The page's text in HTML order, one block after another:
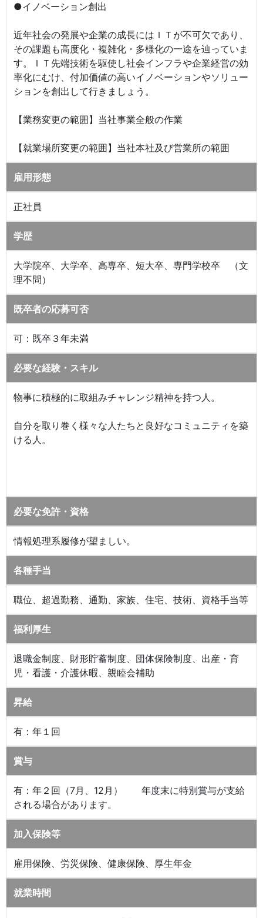
●イノベーション創出
近年社会の発展や企業の成長にはＩＴが不可欠であり、
その課題も高度化・複雑化・多様化の一途を辿っていま
す。ＩＴ先端技術を駆使し社会インフラや企業経営の効
率化にむけ、付加価値の高いイノベーションやソリュー
ションを創出して行きましょう。
【業務変更の範囲】当社事業全般の作業
【就業場所変更の範囲】当社本社及び営業所の範囲
雇用形態
正社員
学歴
大学院卒、大学卒、高専卒、短大卒、専門学校卒 （文
理不問）
既卒者の応募可否
可：既卒３年未満
必要な経験・スキル
物事に積極的に取組みチャレンジ精神を持つ人。
自分を取り巻く様々な人たちと良好なコミュニティを築
ける人。
必要な免許・資格
情報処理系履修が望ましい。
各種手当
職位、超過勤務、通勤、家族、住宅、技術、資格手当等
福利厚生
退職金制度、財形貯蓄制度、団体保険制度、出産・育
児・看護・介護休暇、親睦会補助
昇給
有：年１回
賞与
有：年２回（7月、12月） 年度末に特別賞与が支給
される場合があります。
加入保険等
雇用保険、労災保険、健康保険、厚生年金
就業時間